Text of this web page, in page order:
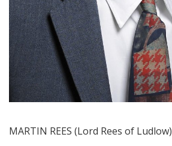
MARTIN REES (Lord Rees of Ludlow)